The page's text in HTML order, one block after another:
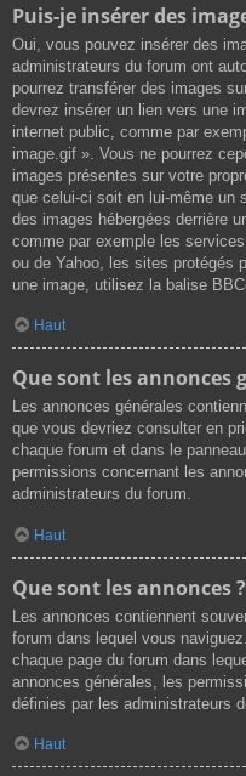
Puis-je insérer des
Oui, vous pouvez insérer des
administrateurs du forum ont
pourrez transférer des images
devrez insérer un lien vers une
internet public, comme par
image.gif ». Vous ne pourrez
images présentes sur votre
que celui-ci soit en lui-même un
des images hébergées derrière
comme par exemple les
ou de Yahoo, les sites protégés
une image, utilisez la balise
Haut
Que sont les annonces
Les annonces générales
que vous devriez consulter en
chaque forum et dans le
permissions concernant les
administrateurs du forum.
Haut
Que sont les annonces ?
Les annonces contiennent
forum dans lequel vous
chaque page du forum dans
annonces générales, les
définies par les administrateurs
Haut